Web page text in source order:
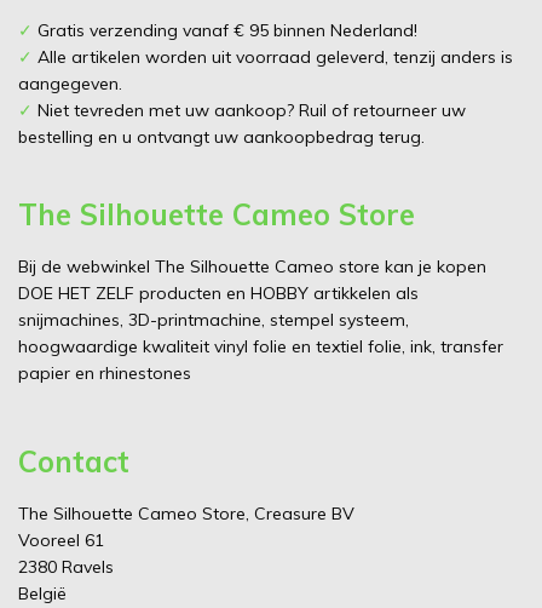
✓ Gratis verzending vanaf € 95 binnen Nederland!
✓ Alle artikelen worden uit voorraad geleverd, tenzij anders is
aangegeven.
✓ Niet tevreden met uw aankoop? Ruil of retourneer uw
bestelling en u ontvangt uw aankoopbedrag terug.
The Silhouette Cameo Store
Bij de webwinkel The Silhouette Cameo store kan je kopen
DOE HET ZELF producten en HOBBY artikkelen als
snijmachines, 3D-printmachine, stempel systeem,
hoogwaardige kwaliteit vinyl folie en textiel folie, ink, transfer
papier en rhinestones
Contact
The Silhouette Cameo Store, Creasure BV
Vooreel 61
2380 Ravels
België